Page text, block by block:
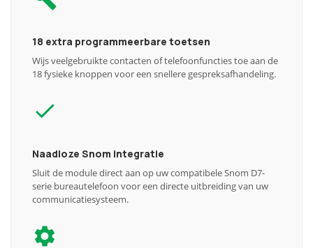
18 extra programmeerbare toetsen
Wijs veelgebruikte contacten of telefoonfuncties toe aan de
18 fysieke knoppen voor een snellere gespreksafhandeling.
Naadloze Snom integratie
Sluit de module direct aan op uw compatibele Snom D7-
serie bureautelefoon voor een directe uitbreiding van uw
communicatiesysteem.